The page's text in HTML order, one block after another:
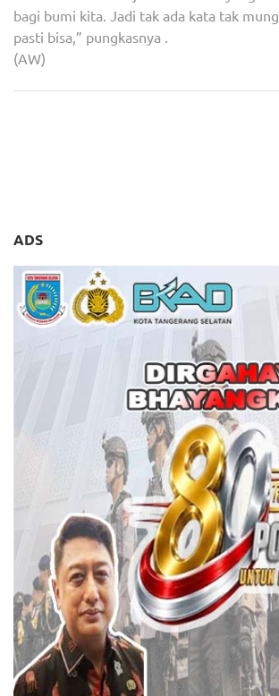
bagi bumi kita. Jadi tak ada kata tak
pasti bisa,” pungkasnya .
(AW)
ADS